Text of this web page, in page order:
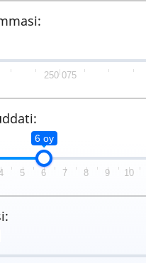
250 075
6 oy
5 6 7 8 9 10